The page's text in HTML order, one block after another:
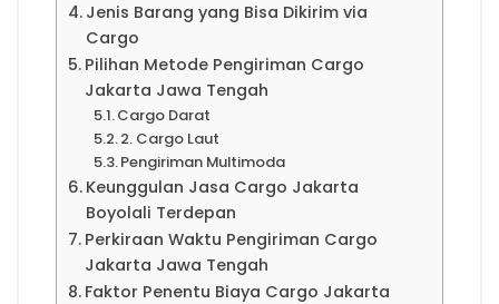
Jenis Barang yang Bisa Dikirim via
Cargo
Pilihan Metode Pengiriman Cargo
Jakarta Jawa Tengah
Cargo Darat
2. Cargo Laut
Pengiriman Multimoda
Keunggulan Jasa Cargo Jakarta
Boyolali Terdepan
Perkiraan Waktu Pengiriman Cargo
Jakarta Jawa Tengah
Faktor Penentu Biaya Cargo Jakarta